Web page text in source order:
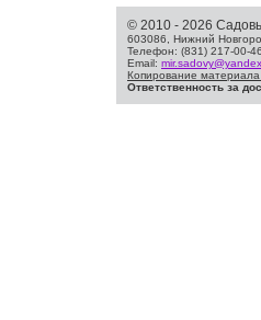
© 2010 - 2026
603086, Нижний
Телефон: (831) 217-00-46
Email:
Копирование
Ответственность за